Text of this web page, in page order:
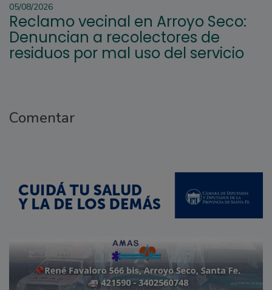
05/08/2026
Reclamo vecinal en Arroyo Seco:
Denuncian a recolectores de
residuos por mal uso del servicio
Comentar